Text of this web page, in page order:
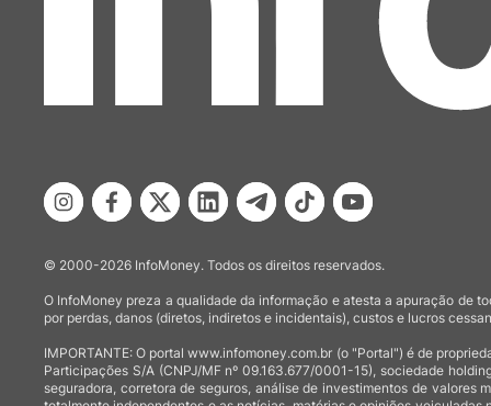
© 2000-2026 InfoMoney. Todos os direitos reservados.
O InfoMoney preza a qualidade da informação e atesta a apuração de
por perdas, danos (diretos, indiretos e incidentais), custos e lucros
IMPORTANTE: O portal www.infomoney.com.br (o "Portal") é de
Participações S/A (CNPJ/MF nº 09.163.677/0001-15), sociedade
seguradora, corretora de seguros, análise de investimentos de valores